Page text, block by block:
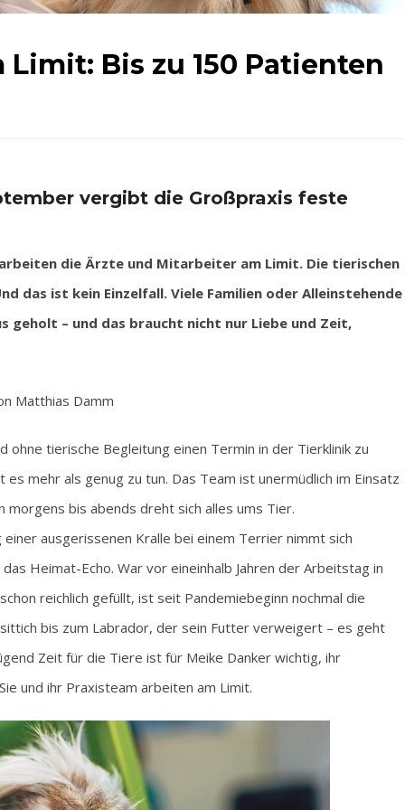
Bis zu 150 Patienten
vergibt die Großpraxis feste
die Ärzte und Mitarbeiter am Limit. Die tierischen
das ist kein Einzelfall. Viele Familien oder Alleinstehende
geholt – und das braucht nicht nur Liebe und Zeit,
Matthias Damm
ohne tierische Begleitung einen Termin in der Tierklinik zu
mehr als genug zu tun. Das Team ist unermüdlich im Einsatz
morgens bis abends dreht sich alles ums Tier.
ausgerissenen Kralle bei einem Terrier nimmt sich
Heimat-Echo. War vor eineinhalb Jahren der Arbeitstag in
reichlich gefüllt, ist seit Pandemiebeginn nochmal die
bis zum Labrador, der sein Futter verweigert – es geht
Zeit für die Tiere ist für Meike Danker wichtig, ihr
und ihr Praxisteam arbeiten am Limit.